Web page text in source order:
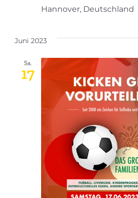
Hannover, Deutschland
Juni 2023
Sa.
17